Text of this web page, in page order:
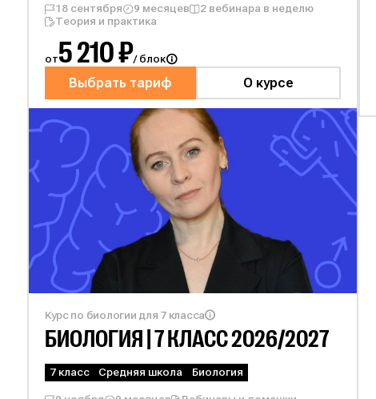
18 сентября 9 месяцев
2 вебинара в неделю
Теория и практика
от5 210 ₽/ блок
Выбрать тариф О курсе
Курс по биологии для 7 класса
БИОЛОГИЯ | 7КЛАСС 2026/2027
7 класс Средняя школа Биология